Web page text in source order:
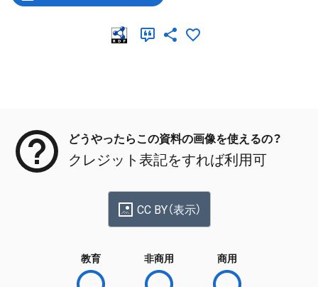
どうやったらこの資料の画像を使えるの？
クレジット表記をすれば利用可
CC BY（表示）
教育 非商用 商用